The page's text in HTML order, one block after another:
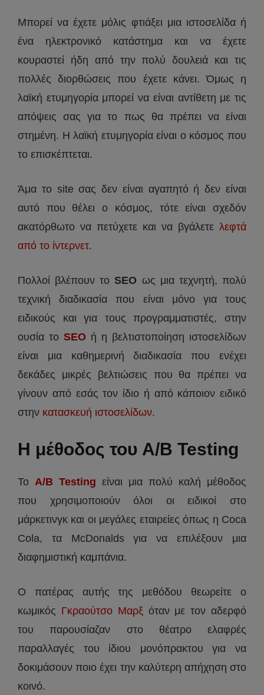
Μπορεί να έχετε μόλις φτιάξει μια ιστοσελίδα ή
ένα ηλεκτρονικό κατάστημα και να έχετε
κουραστεί ήδη από την πολύ δουλειά και τις
πολλές διορθώσεις που έχετε κάνει. Όμως η
λαϊκή ετυμηγορία μπορεί να είναι αντίθετη με τις
απόψεις σας για το πως θα πρέπει να είναι
στημένη. Η λαϊκή ετυμηγορία είναι ο κόσμος που
το επισκέπτεται.
Άμα το site σας δεν είναι αγαπητό ή δεν είναι
αυτό που θέλει ο κόσμος, τότε είναι σχεδόν
ακατόρθωτο να πετύχετε και να βγάλετε λεφτά
από το ίντερνετ.
Πολλοί βλέπουν το SEO ως μια τεχνητή, πολύ
τεχνική διαδικασία που είναι μόνο για τους
ειδικούς και για τους προγραμματιστές, στην
ουσία το SEO ή η βελτιστοποίηση ιστοσελίδων
είναι μια καθημερινή διαδικασία που ενέχει
δεκάδες μικρές βελτιώσεις που θα πρέπει να
γίνουν από εσάς τον ίδιο ή από κάποιον ειδικό
στην κατασκευή ιστοσελίδων.
Η μέθοδος του A/B Testing
Το Α/Β Testing είναι μια πολύ καλή μέθοδος
που χρησιμοποιούν όλοι οι ειδικοί στο
μάρκετινγκ και οι μεγάλες εταιρείες όπως η Coca
Cola, τα McDonalds για να επιλέξουν μια
διαφημιστική καμπάνια.
Ο πατέρας αυτής της μεθόδου θεωρείτε ο
κωμικός Γκραούτσο Μαρξ όταν με τον αδερφό
του παρουσίαζαν στο θέατρο ελαφρές
παραλλαγές του ίδιου μονόπρακτου για να
δοκιμάσουν ποιο έχει την καλύτερη απήχηση στο
κοινό.